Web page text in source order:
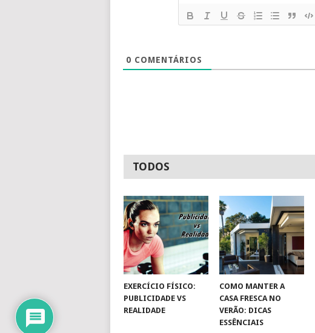
0 COMENTÁRIOS
TODOS
EXERCÍCIO FÍSICO:
PUBLICIDADE VS
REALIDADE
COMO MANTER A
CASA FRESCA NO
VERÃO: DICAS
ESSÊNCIAIS